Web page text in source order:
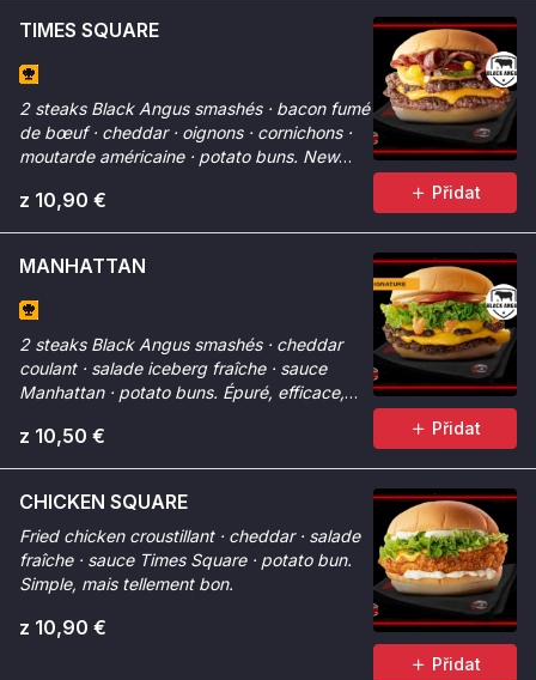
TIMES SQUARE
2 steaks Black Angus smashés · bacon fumé
de bœuf · cheddar · oignons · cornichons ·
moutarde américaine · potato buns. New
z 10,90 € Přidat
MANHATTAN
2 steaks Black Angus smashés · cheddar
coulant · salade iceberg fraîche · sauce
Manhattan · potato buns. Épuré, efficace,
z 10,50 € Přidat
CHICKEN SQUARE
Fried chicken croustillant · cheddar · salade
fraîche · sauce Times Square · potato bun.
Simple, mais tellement bon.
z 10,90 €
Přidat